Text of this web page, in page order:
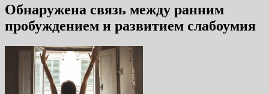
Обнаружена связь между ранним
пробуждением и развитием слабоумия